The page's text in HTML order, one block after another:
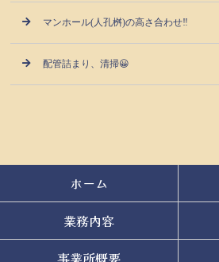
マンホール(人孔桝)の高さ合わせ‼️
配管詰まり、清掃😀
ホーム
業務内容